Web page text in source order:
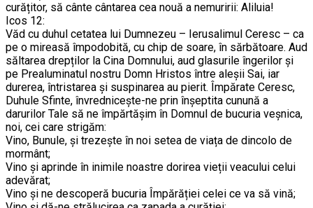
curățitor, să cânte cântarea cea nouă a nemuririi: Aliluia!
Icos 12:
Văd cu duhul cetatea lui Dumnezeu – Ierusalimul Ceresc – ca
pe o mireasă împodobită, cu chip de soare, în sărbătoare. Aud
săltarea drepților la Cina Domnului, aud glasurile îngerilor și
pe Prealuminatul nostru Domn Hristos între aleșii Sai, iar
durerea, întristarea și suspinarea au pierit. Împărate Ceresc,
Duhule Sfinte, învrednicește-ne prin înșeptita cunună a
darurilor Tale să ne împărtășim în Domnul de bucuria veșnica,
noi, cei care strigăm:
Vino, Bunule, și trezește în noi setea de viața de dincolo de
mormânt;
Vino și aprinde în inimile noastre dorirea vieții veacului celui
adevărat;
Vino și ne descoperă bucuria Împărăției celei ce va să vină;